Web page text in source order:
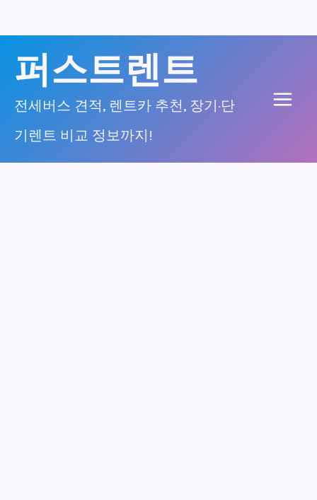
너
퍼스트렌트
전세버스 견적, 렌트카 추천, 장기·단
기렌트 비교 정보까지!